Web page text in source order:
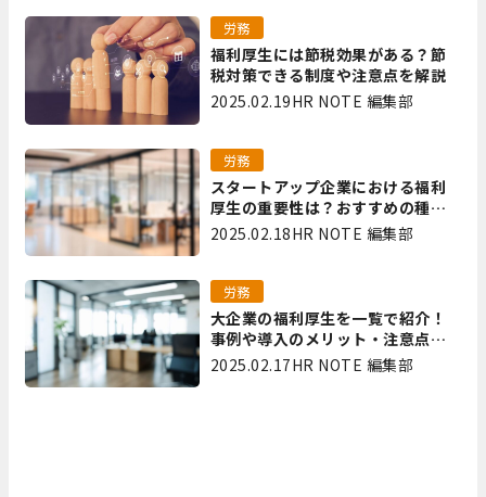
福利厚生には節税効果がある？節
税対策できる制度や注意点を解説
労務
2025.02.19HR NOTE 編集部
スタートアップ企業における福利
厚生の重要性は？おすすめの種類
やメリット・デメリットを解説
労務
2025.02.18HR NOTE 編集部
大企業の福利厚生を一覧で紹介！
事例や導入のメリット・注意点を
解説
労務
2025.02.17HR NOTE 編集部